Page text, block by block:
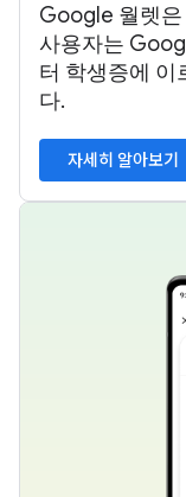
Google 월렛은
사용자는
터 학생증에 이
다.
자세히 알아보기